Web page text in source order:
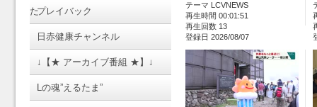
たプレイバック
日赤健康チャンネル
↓【★ アーカイブ番組 ★】↓
Lの魂”えるたま”
テーマ LCVNEWS
再生時間 00:01:51
再生回数 13
登録日 2026/08/07